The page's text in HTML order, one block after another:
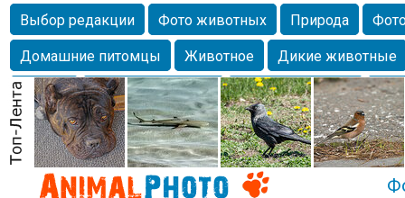
Выбор редакции Фото животных Природа
Домашние питомцы
Животное
Дикие животные
Собаки
Alexanderandronik Млекопитающие
Морда
Собачка Осень Портрет
Домашние
Насекомое
Коты Lebert Дикие птицы Утка